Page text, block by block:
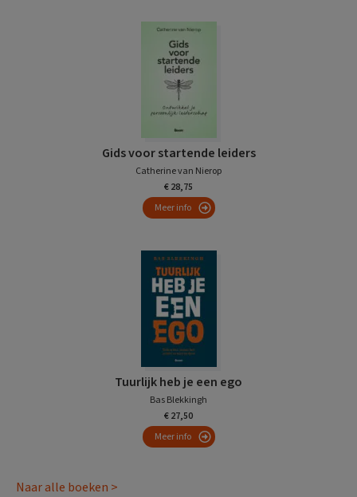
Gids voor startende leiders
Catherine van Nierop
€ 28,75
Meer info
Tuurlijk heb je een ego
Bas Blekkingh
€ 27,50
Meer info
Naar alle boeken >